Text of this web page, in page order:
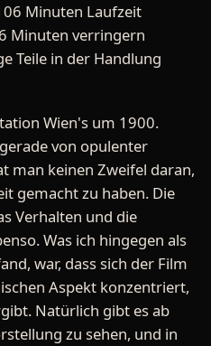
Minuten Laufzeit
Minuten verringern
Teile in der Handlung
Wien's um 1900.
von opulenter
man keinen Zweifel daran,
gemacht zu haben. Die
Verhalten und die
Was ich hingegen als
war, dass sich der Film
Aspekt konzentriert,
Natürlich gibt es ab
zu sehen, und in